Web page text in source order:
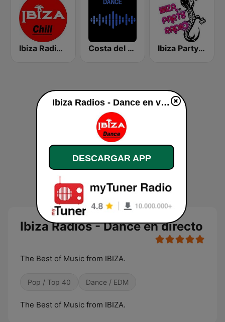
Ibiza Radios - Chill Costa del Mar Dance Ibiza Party Radio
Ibiza Radios - Dance en directo
The Best of Music from IBIZA.
Pop / Top 40 Dance / EDM
The Best of Music from IBIZA.
Ibiza Radios - Dance en vivo
DESCARGAR APP